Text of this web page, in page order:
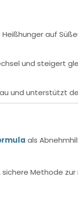
auf
und steigert
und unterstützt
als
Methode